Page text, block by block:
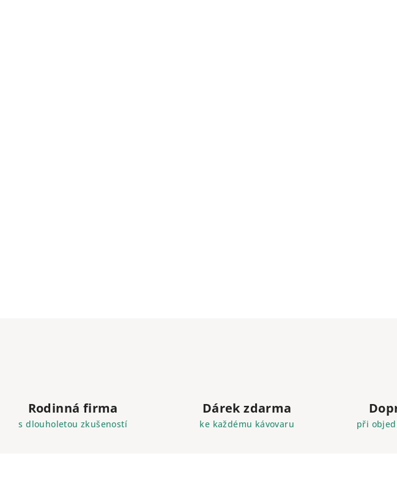
Rodinná firma
s dlouholetou zkušeností
Dárek zdarma
ke každému kávovaru při